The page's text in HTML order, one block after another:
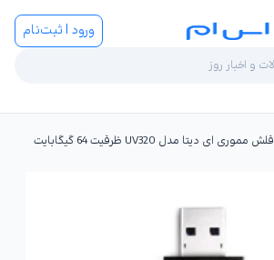
ورود | ثبت‌نام
فلش مموری ای دیتا مدل UV320 ظرفیت 64 گیگابایت